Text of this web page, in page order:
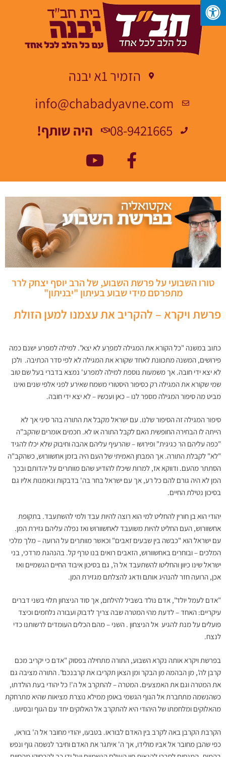
הזמיר 1א יבנה
info@chabadyavne.com
08-9421665
היה שותף!
טורו השבועי על פרשת השבוע, של הרב יוסף יצחק לרר
מתפרסם מידי שבוע בעיתון "יבניתון"
פרשת ויקרא – להקריב את עצמנו למען הזולת
כתוב במשנה "כל הקורא את המגילה למפרֵע לא יצא". למילה למפרע ישנם כמה
פירושים, המשנה מתכוונת לאחד שקורא את המגילה לא לפי סדר הכתיבה. ולכן
לא יצא ידי חובה. אך משמעות נוספת למילה למפרע' נמצא בדברי בעל שם טוב
שמי שקורא את המגילה רק כסיפור היסטורי משמח שאירע לפני אלפי שנים ואינו
מביט מה סיפור המגילה מספר לנו – כאן ועכשיו – לא יצא ידי חובה.
סיפור המגילה זה הסיפור שלנו. עם ישראל מקבל את התורה בהר סיני אך לא
הייתה לו הבחירה החופשית האם לקבל התורה או לא. חכמים אומרים שהקב"ה
"כפה עליהם הר כגיגית" ופירושו – שהרעיף עליהם אהבה וחיבוק שלא יכלו להגיד
"לא" לקבלת התורה. אך המבחן האמיתי של העם היה בזמן אחשוורוש, כשהקב"ה
הסתתר מהעם. ודווקא אז, למרות שיכלו להודיע שהם מוותרים על יהדותם ובכך
המן לא היה גורם להם כל רע, אך עם ישראל בחר בה' בדבקות ונאמנות אליו גם
בסיכון נטילת החיים.
יהודי הוא בן חורין להחליט למי הוא רוצה להיות עבד ולמי להשתעבד. בתקופת
אחשוורוש, העם החליט להיות משועבד לאחשוורוש ואז נפלה עליהם גזירת המן.
עם ישראל הוא "כבשה בין שבעים זאבים" וכאשר מוותרים על הרועה – מלך מלכי
המלכים – ובוחרים באחשוורוש, הזאבים רואים בנו טרף קל. בהנהגת מרדכי, בני
ישראל שינו כיוון והחליטו להשתעבד אל ה', גם בסיכון איבוד החיים הגשמיים ואז
אכן, הרועה חזר להנהיג אותם ודאג להצלתם מגזירת המן.
"אדם לעמל יולד", אדם נולד בשביל להילחם, אך סוד הניצחון תלוי בשני דברים
עיקריים: האחד – לדעת מהי המטרה שבה צריך לדבוק ועבורה נלחמים וכיצד
פועלים על מנת להגיע אל הניצחון . השני – מהם הכלים העומדים לרשותנו כדי
לנצח.
בפרשת ויקרא אותה נקרא השבוע, התורה מתחילה בפסוק "אדם כי יקריב מכם
קרבן לה', מן הבהמה מן הבקר ומן הצאן תקריבו את קרבנכם". התורה מציבה גם
את המטרה וגם את האמצעים. המטרה – להתקרב אל ה'! כל יהודי בעת הולדתו,
כשהנשמה מתחברת אל הגוף הגשמי באופן ממילא נוצרת מציאות שהיא מתרחקת
מהאלוקים ומלחמתו של היהודי היא להתקרב אל האלוקים יחד עם הגוף ובסיועו.
הקרבת הקרבן באה לקרב בין האדם לבוראו. בטבעו, יהודי מחובר אל ה' בוראו,
כפי שהבן מחובר אל אביו מולידו, אך ה' איתגר את האדם וחיבר לנשמה גוף ונפש